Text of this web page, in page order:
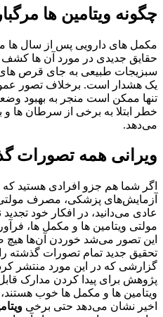
چگونه ویتامین ها
مکمل های دارویی پس از سال ها
حقایق جدیدی در مورد آن ها
سبزیجات طبیعی به جای قرص‌ های
یک هشدار است. برخلاف تصور
تنها ممکن است منجر به بهبود
خطر ابتلا به برخی از سرطان ‌ها و
می‌دهد.
ویرانی همه تصورات
اگر شما هم جزو افرادی هستید که
آزمایش‌های پزشکی، مصرف مولتی
عادی می‌دانید، در افکار خود
مولتی ویتامین‌ ها و مکمل‌ ها،
این تصور می‌شد خوردن آن‌ها هیچ
تحقیق جدید تمام تصورات گذشته را
گزارشی که در این مورد منتشر
پژوهش برای پیدا کردن مدارک
ویتامین‌ ها و مکمل‌ ها خوب
اخیر نشان می‌دهد حتی برخی